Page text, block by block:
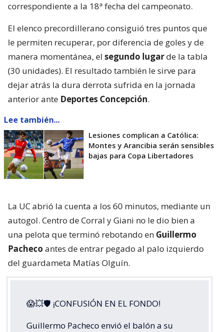
correspondiente a la 18ª fecha del campeonato.
El elenco precordillerano consiguió tres puntos que
le permiten recuperar, por diferencia de goles y de
manera momentánea, el segundo lugarde la tabla
(30 unidades). El resultado también le sirve para
dejar atrás la dura derrota sufrida en la jornada
anterior ante Deportes Concepción.
Lee también...
Lesiones complican a Católica:
Montes y Arancibia serán sensibles
bajas para Copa Libertadores
La UC abrió la cuenta a los 60 minutos, mediante un
autogol. Centro de Corral y Giani no le dio bien a
una pelota que terminó rebotando en Guillermo
Pacheco antes de entrar pegado al palo izquierdo
del guardameta Matías Olguín.
😱💥🛡 ¡CONFUSIÓN EN EL FONDO!
Guillermo Pacheco envió el balón a su